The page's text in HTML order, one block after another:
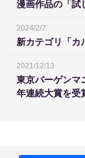
漫画作品の「試
2024/2/7
新カテゴリ「カ
2021/12/13
東京バーゲンマ
年連続大賞を受